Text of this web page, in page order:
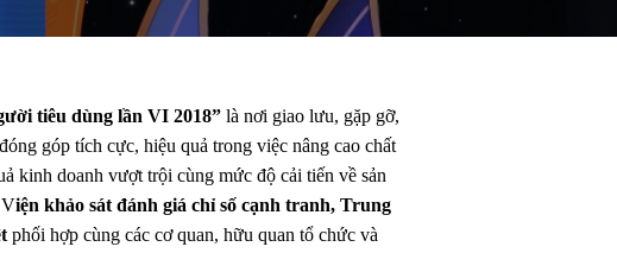
tiêu dùng lần VI 2018” là nơi giao lưu, gặp gỡ,
góp tích cực, hiệu quả trong việc nâng cao chất
kinh doanh vượt trội cùng mức độ cải tiến về sản
Viện khảo sát đánh giá chỉ số cạnh tranh, Trung
phối hợp cùng các cơ quan, hữu quan tổ chức và